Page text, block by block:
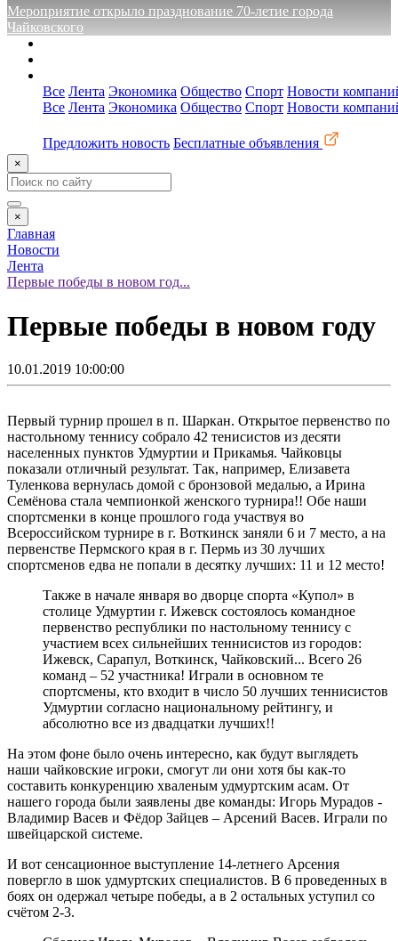
Мероприятие открыло празднование 70-летие города
Чайковского
Все Лента Экономика Общество Спорт Новости
Все Лента Экономика Общество Спорт Новости
Предложить новость Бесплатные объявления
×
×
Главная
Новости
Лента
Первые победы в новом год...
Первые победы в новом году
10.01.2019 10:00:00
Первый турнир прошел в п. Шаркан. Открытое первенство по
настольному теннису собрало 42 тенисистов из десяти
населенных пунктов Удмуртии и Прикамья. Чайковцы
показали отличный результат. Так, например, Елизавета
Туленкова вернулась домой с бронзовой медалью, а Ирина
Семёнова стала чемпионкой женского турнира!! Обе наши
спортсменки в конце прошлого года участвуя во
Всероссийском турнире в г. Воткинск заняли 6 и 7 место, а на
первенстве Пермского края в г. Пермь из 30 лучших
спортсменов едва не попали в десятку лучших: 11 и 12 место!
Также в начале января во дворце спорта «Купол» в
столице Удмуртии г. Ижевск состоялось командное
первенство республики по настольному теннису с
участием всех сильнейших теннисистов из городов:
Ижевск, Сарапул, Воткинск, Чайковский... Всего 26
команд – 52 участника! Играли в основном те
спортсмены, кто входит в число 50 лучших теннисистов
Удмуртии согласно национальному рейтингу, и
абсолютно все из двадцатки лучших!!
На этом фоне было очень интересно, как будут выглядеть
наши чайковские игроки, смогут ли они хотя бы как-то
составить конкуренцию хваленым удмуртским асам. От
нашего города были заявлены две команды: Игорь Мурадов -
Владимир Васев и Фёдор Зайцев – Арсений Васев. Играли по
швейцарской системе.
И вот сенсационное выступление 14-летнего Арсения
повергло в шок удмуртских специалистов. В 6 проведенных в
боях он одержал четыре победы, а в 2 остальных уступил со
счётом 2-3.